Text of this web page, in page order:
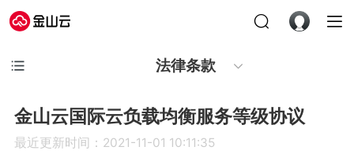
法律条款
金山云国际云负载均衡服务等级协议
最近更新时间：2021-11-01 10:11:35